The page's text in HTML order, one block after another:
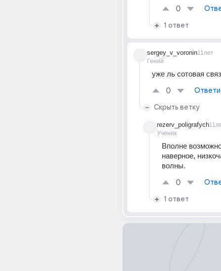
0
1 ответ
sergey_v_voronin
Гений
11лет
уже ль сотовая
0
Скрыть ветку
rezerv_poligrafych
Ученик
Вполне
наверное,
волны.
0
1 ответ